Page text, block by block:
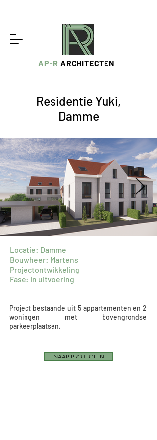
AP-R ARCHITECTEN
Residentie Yuki,
Damme
Locatie: Damme
Bouwheer: Martens
Projectontwikkeling
Fase: In uitvoering
Project bestaande uit 5 appartementen en 2
woningen met bovengrondse
parkeerplaatsen.
NAAR PROJECTEN